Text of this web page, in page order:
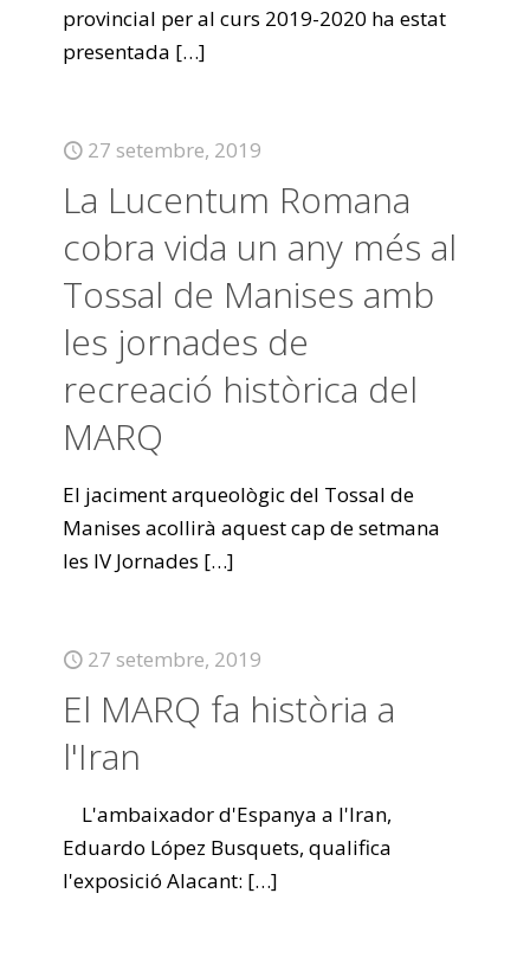
provincial per al curs 2019-2020 ha estat
presentada […]
27 setembre, 2019
La Lucentum Romana
cobra vida un any més al
Tossal de Manises amb
les jornades de
recreació històrica del
MARQ
El jaciment arqueològic del Tossal de
Manises acollirà aquest cap de setmana
les IV Jornades […]
27 setembre, 2019
El MARQ fa història a
l'Iran
L'ambaixador d'Espanya a l'Iran,
Eduardo López Busquets, qualifica
l'exposició Alacant: […]